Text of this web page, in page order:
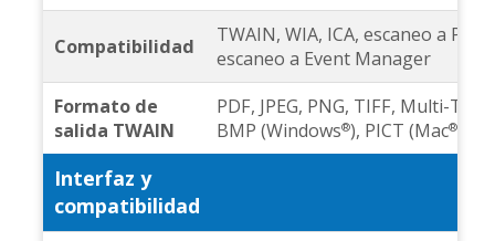
Compatibilidad
TWAIN, WIA, ICA, escaneo a PC,
escaneo a Event Manager
Formato de
salida TWAIN
PDF, JPEG, PNG, TIFF, Multi-TIFF,
BMP (Windows®), PICT (Mac®)
Interfaz y
compatibilidad